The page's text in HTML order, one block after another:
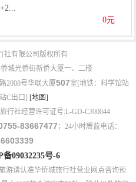
0元
社有限公司版权所有
城光侨街新侨大厦一、二楼
2008号华联大厦507室[地铁：科学馆站
C出口] [地图]
行社经营许可证号:L-GD-CJ00044
83667477 ；24小时质监电话：
备09032235号-6
游请认准华侨城旅行社营业网点咨询预